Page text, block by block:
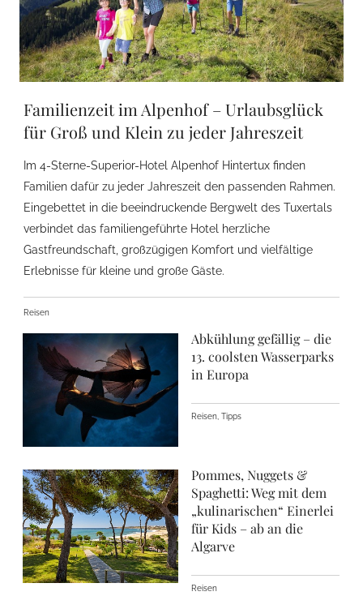
Familienzeit im Alpenhof – Urlaubsglück
für Groß und Klein zu jeder Jahreszeit
Im 4-Sterne-Superior-Hotel Alpenhof Hintertux finden
Familien dafür zu jeder Jahreszeit den passenden Rahmen.
Eingebettet in die beeindruckende Bergwelt des Tuxertals
verbindet das familiengeführte Hotel herzliche
Gastfreundschaft, großzügigen Komfort und vielfältige
Erlebnisse für kleine und große Gäste.
Reisen
Abkühlung gefällig – die
13. coolsten Wasserparks
in Europa
Reisen, Tipps
Pommes, Nuggets &
Spaghetti: Weg mit dem
„kulinarischen“ Einerlei
für Kids – ab an die
Algarve
Reisen